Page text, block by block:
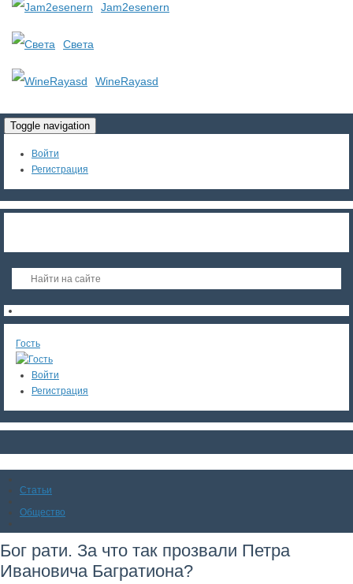
Jam2esenern
Света
WineRayasd
Toggle navigation
Войти
Регистрация
Гость
Войти
Регистрация
Статьи
Общество
Бог рати. За что так прозвали Петра
Ивановича Багратиона?